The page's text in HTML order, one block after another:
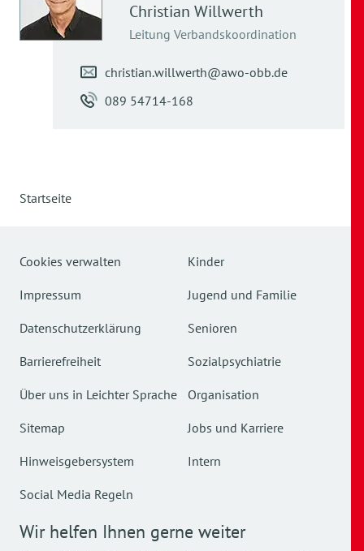
Christian Willwerth
Leitung Verbandskoordination
christian.willwerth@awo-obb.de
089 54714-168
Startseite
Cookies verwalten
Impressum
Datenschutzerklärung
Barrierefreiheit
Über uns in Leichter Sprache
Sitemap
Hinweisgebersystem
Social Media Regeln
Kinder
Jugend und Familie
Senioren
Sozialpsychiatrie
Organisation
Jobs und Karriere
Intern
Wir helfen Ihnen gerne weiter